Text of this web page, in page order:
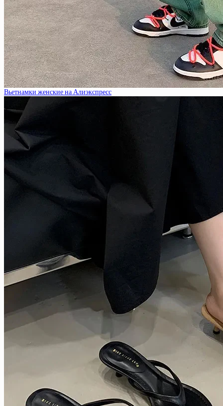
Вьетнамки женские на Алиэкспресс